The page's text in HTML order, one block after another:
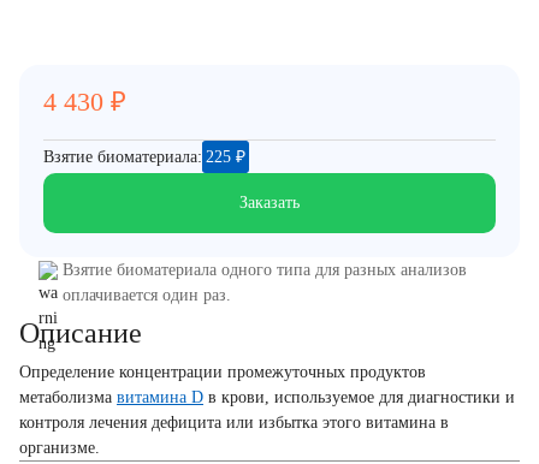
Описание
Определение концентрации промежуточных продуктов
метаболизма витамина D в крови, используемое для диагностики и
контроля лечения дефицита или избытка этого витамина в
организме.
4 430 ₽
Взятие биоматериала: 225 ₽
Заказать
Взятие биоматериала одного типа для разных анализов
оплачивается один раз.